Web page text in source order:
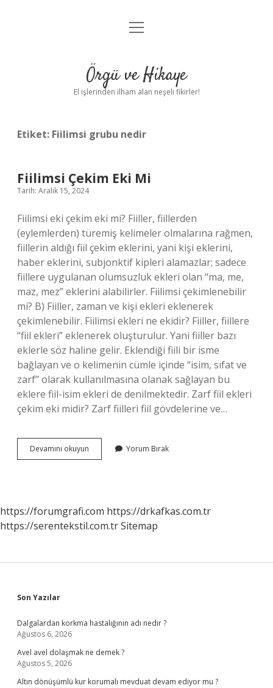
Anasayfa
Yasal Uyarı
menüyü
Örgü ve Hikaye
El işlerinden ilham alan neşeli fikirler!
Etiket: Fiilimsi grubu nedir
Fiilimsi Çekim Eki Mi
Tarih: Aralık 15, 2024
Fiilimsi eki çekim eki mi? Fiiller, fiillerden
(eylemlerden) türemiş kelimeler olmalarına rağmen,
fiillerin aldığı fiil çekim eklerini, yani kişi eklerini,
haber eklerini, subjonktif kipleri alamazlar; sadece
fiillere uygulanan olumsuzluk ekleri olan “ma, me,
maz, mez” eklerini alabilirler. Fiilimsi çekimlenebilir
mi? B) Fiiller, zaman ve kişi ekleri eklenerek
çekimlenebilir. Fiilimsi ekleri ne ekidir? Fiiller, fiillere
“fiil ekleri” eklenerek oluşturulur. Yani fiiller bazı
eklerle söz haline gelir. Eklendiği fiili bir isme
bağlayan ve o kelimenin cümle içinde “isim, sıfat ve
zarf” olarak kullanılmasına olanak sağlayan bu
eklere fiil-isim ekleri de denilmektedir. Zarf fiil ekleri
çekim eki midir? Zarf fiilleri fiil gövdelerine ve…
Devamını okuyun
Çekim
Yorum Bırak
https://forumgrafi.com https://drkafkas.com.tr
https://serentekstil.com.trSitemap
Sidebar
Son Yazılar
Dalgalardan korkma hastalığının adı nedir ?
Ağustos 6, 2026
Avel avel dolaşmak ne demek ?
Ağustos 5, 2026
Altın dönüşümlü kur korumalı mevduat devam ediyor mu ?